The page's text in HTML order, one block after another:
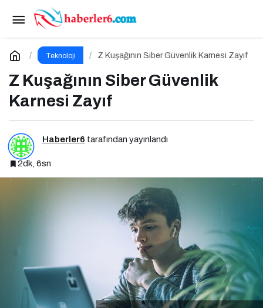
Teknoloji Z Kuşağının Siber Güvenlik Karnesi Zayıf
Z Kuşağının Siber Güvenlik
Karnesi Zayıf
Haberler6 tarafından yayınlandı
2dk, 6sn
Rusya Bağlantılı RomCom Grubu WinRAR
Açığını Hedef Aldı
Yorum Yap